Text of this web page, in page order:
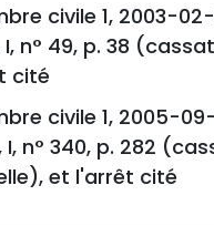
civile 1, 2003-
I, n° 49, p. 38
cité
civile 1, 2005-
I, n° 340, p. 282
et l'arrêt cité